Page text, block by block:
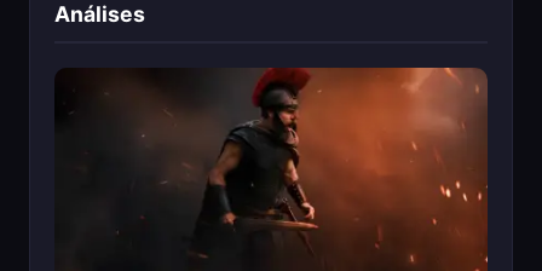
Análises